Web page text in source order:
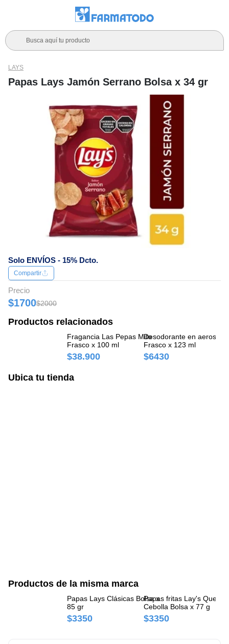
Busca aquí tu producto
Solo ENVÍOS - 15% Dcto.
LAYS
Papas Lays Jamón Serrano Bolsa x 34 gr
Compartir
Precio
$1700$2000
Productos relacionados
Fragancia Las Pepas Mito
Frasco x 100 ml
$38.900
Desodorante en aerosol
Frasco x 123 ml
$6430
Ubica tu tienda
Productos de la misma marca
Papas Lays Clásicas Bolsa x
85 gr
$3350
Papas fritas Lay's Queso
Cebolla Bolsa x 77 g
$3350